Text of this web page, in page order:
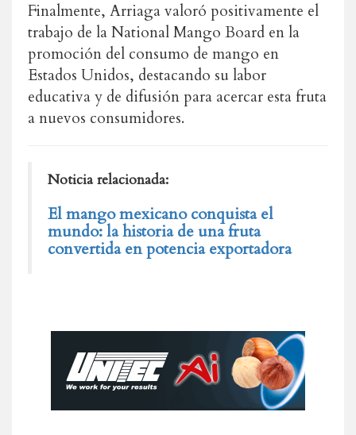
Finalmente, Arriaga valoró positivamente el
trabajo de la National Mango Board en la
promoción del consumo de mango en
Estados Unidos, destacando su labor
educativa y de difusión para acercar esta fruta
a nuevos consumidores.
Noticia relacionada:
El mango mexicano conquista el
mundo: la historia de una fruta
convertida en potencia exportadora